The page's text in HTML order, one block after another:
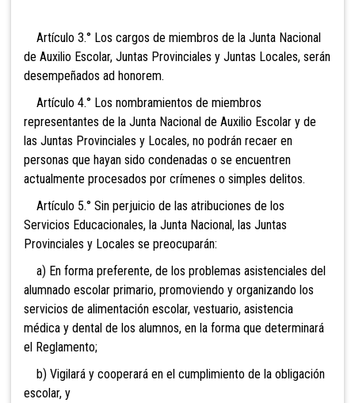
Artículo 3.° Los cargos de miembros de la Junta Nacional
de Auxilio Escolar, Juntas Provinciales y Juntas Locales, serán
desempeñados ad honorem.
Artículo 4.° Los nombramientos de miembros
representantes de la Junta Nacional de Auxilio Escolar y de
las Juntas Provinciales y Locales, no podrán recaer en
personas que hayan sido condenadas o se encuentren
actualmente procesados por crímenes o simples delitos.
Artículo 5.° Sin perjuicio de las atribuciones de los
Servicios Educacionales, la Junta Nacional, las Juntas
Provinciales y Locales se preocuparán:
a) En forma preferente, de los problemas asistenciales del
alumnado escolar primario, promoviendo y organizando los
servicios de alimentación escolar, vestuario, asistencia
médica y dental de los alumnos, en la forma que determinará
el Reglamento;
b) Vigilará y cooperará en el cumplimiento de la obligación
escolar, y